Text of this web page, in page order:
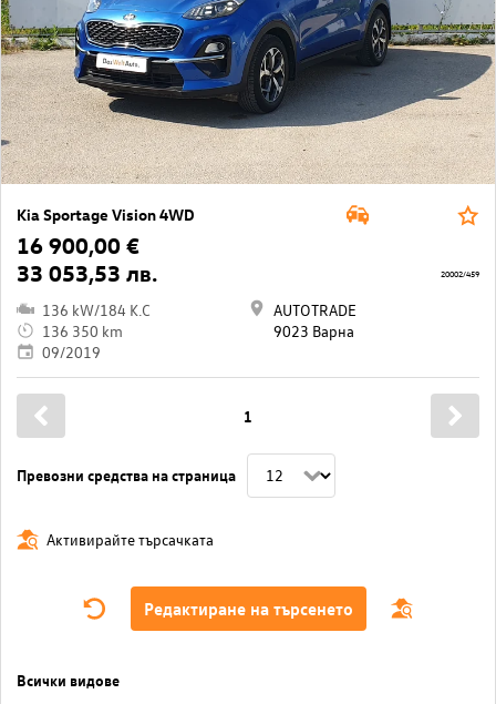
Kia Sportage Vision 4WD
16 900,00 €
33 053,53 лв.
136 kW/184 K.C
136 350 km
09/2019
AUTOTRADE
9023 Варна
20002/459
Превозни средства на страница
1
Активирайте търсачката
Редактиране на търсенето
Всички видове